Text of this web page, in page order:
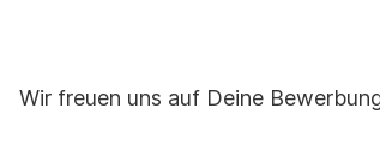
Wir freuen uns auf Deine